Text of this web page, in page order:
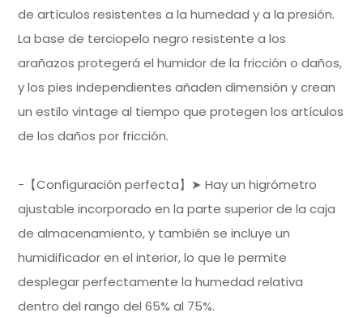
de artículos resistentes a la humedad y a la presión.
La base de terciopelo negro resistente a los
arañazos protegerá el humidor de la fricción o daños,
y los pies independientes añaden dimensión y crean
un estilo vintage al tiempo que protegen los artículos
de los daños por fricción.
-【Configuración perfecta】➤ Hay un higrómetro
ajustable incorporado en la parte superior de la caja
de almacenamiento, y también se incluye un
humidificador en el interior, lo que le permite
desplegar perfectamente la humedad relativa
dentro del rango del 65% al 75%.